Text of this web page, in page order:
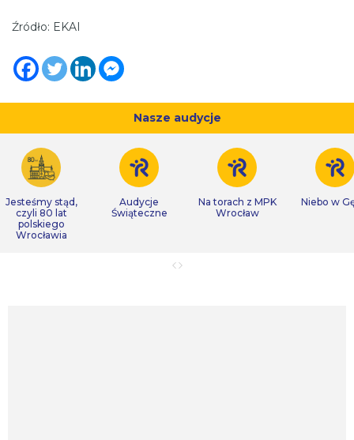
Źródło: EKAI
Nasze audycje
Jesteśmy stąd,
czyli 80 lat
polskiego
Wrocławia
Audycje
Świąteczne
Na torach z MPK
Wrocław
Niebo w